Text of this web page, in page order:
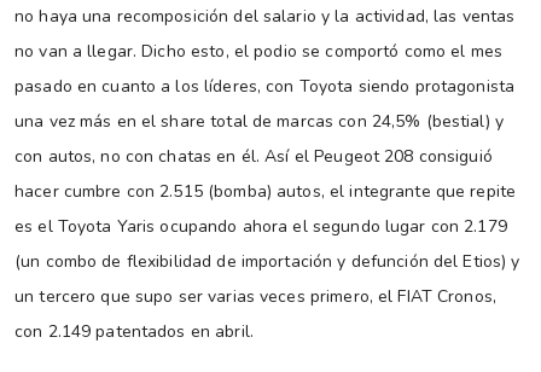
no haya una recomposición del salario y la actividad, las ventas
no van a llegar. Dicho esto, el podio se comportó como el mes
pasado en cuanto a los líderes, con Toyota siendo protagonista
una vez más en el share total de marcas con 24,5% (bestial) y
con autos, no con chatas en él. Así el Peugeot 208 consiguió
hacer cumbre con 2.515 (bomba) autos, el integrante que repite
es el Toyota Yaris ocupando ahora el segundo lugar con 2.179
(un combo de flexibilidad de importación y defunción del Etios) y
un tercero que supo ser varias veces primero, el FIAT Cronos,
con 2.149 patentados en abril.